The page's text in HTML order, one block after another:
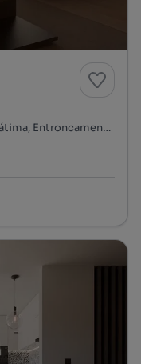
Rua da Sobreira, Nossa Senhora de Fátima, Entroncamento, Santarém